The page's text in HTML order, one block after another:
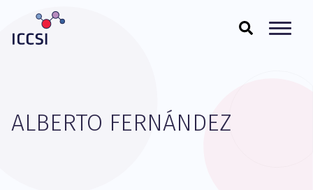
ALBERTO FERNÁNDEZ